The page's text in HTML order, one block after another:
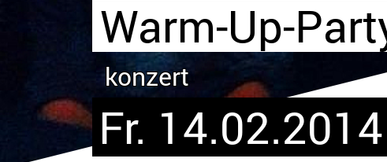
Warm-Up-
konzert
Fr.